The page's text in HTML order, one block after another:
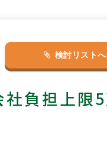
検討リスト
負担上限